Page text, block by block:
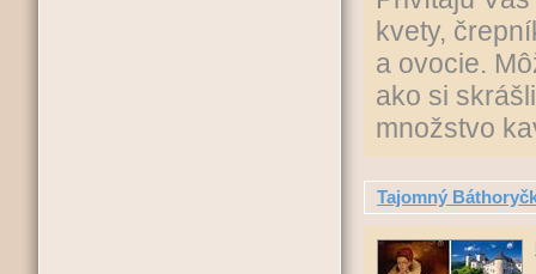
kvety,
a ovocie.
ako si
množstvo
Tajomný